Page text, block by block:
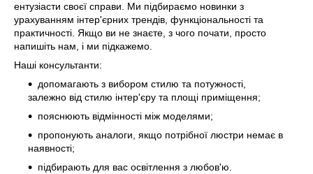
ентузіасти своєї справи. Ми підбираємо новинки з
урахуванням інтер'єрних трендів, функціональності та
практичності. Якщо ви не знаєте, з чого почати, просто
напишіть нам, і ми підкажемо.
Наші консультанти:
допомагають з вибором стилю та потужності,
залежно від стилю інтер'єру та площі приміщення;
пояснюють відмінності між моделями;
пропонують аналоги, якщо потрібної люстри немає в
наявності;
підбирають для вас освітлення з любов'ю.